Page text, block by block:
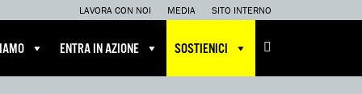
LAVORA CON NOI MEDIA SITO INTERNO
ENTRA IN AZIONE SOSTIENICI